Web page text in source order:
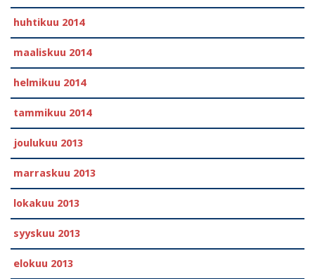
huhtikuu 2014
maaliskuu 2014
helmikuu 2014
tammikuu 2014
joulukuu 2013
marraskuu 2013
lokakuu 2013
syyskuu 2013
elokuu 2013